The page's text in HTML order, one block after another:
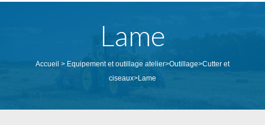
Lame
Accueil > Equipement et outillage atelier>Outillage>Cutter et
ciseaux>Lame